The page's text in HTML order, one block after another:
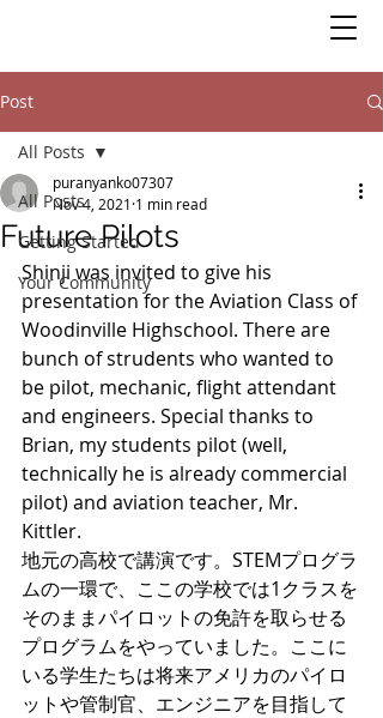
Post
All Posts
Getting Started
Your Community
All Posts
Future Pilots
puranyanko07307
Nov 4, 2021 1 min read
Shinji was invited to give his
presentation for the Aviation Class of
Woodinville Highschool. There are
bunch of strudents who wanted to
be pilot, mechanic, flight attendant
and engineers. Special thanks to
Brian, my students pilot (well,
technically he is already commercial
pilot) and aviation teacher, Mr.
Kittler.
地元の高校で講演です。STEMプログラ
ムの一環で、ここの学校では1クラスを
そのままパイロットの免許を取らせる
プログラムをやっていました。ここに
いる学生たちは将来アメリカのパイロ
ットや管制官、エンジニアを目指して